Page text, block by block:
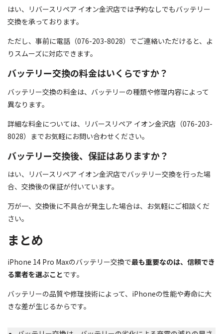
はい、リバースリペア イオン金沢店では予約なしでもバッテリー
交換を承っております。
ただし、事前に電話（076-203-8028）でご連絡いただけると、よ
りスムーズに対応できます。
バッテリー交換の料金はいくらですか？
バッテリー交換の料金は、バッテリーの種類や修理内容によって
異なります。
詳細な料金については、リバースリペア イオン金沢店（076-203-
8028）までお気軽にお問い合わせください。
バッテリー交換後、保証はありますか？
はい、リバースリペア イオン金沢店でバッテリー交換を行った場
合、交換後の保証が付いています。
万が一、交換後に不具合が発生した場合は、お気軽にご相談くだ
さい。
まとめ
iPhone 14 Pro Maxのバッテリー交換で最も重要なのは、信頼でき
る業者を選ぶことです。
バッテリーの品質や修理技術によって、iPhoneの性能や寿命に大
きな差が生じるからです。